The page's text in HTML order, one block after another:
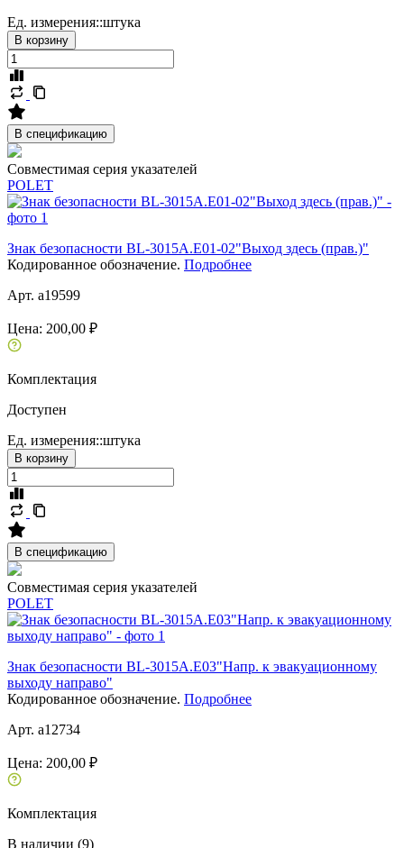
Ед. измерения::штука
В корзину
В спецификацию
Совместимая серия указателей
POLET
Знак безопасности BL-3015A.E01-02"Выход здесь (прав.)"
Кодированное обозначение. Подробнее
Арт. a19599
Цена: 200,00 ₽
Комплектация
Доступен
Ед. измерения::штука
В корзину
В спецификацию
Совместимая серия указателей
POLET
Знак безопасности BL-3015A.E03"Напр. к эвакуационному
выходу направо"
Кодированное обозначение. Подробнее
Арт. a12734
Цена: 200,00 ₽
Комплектация
В наличии (9)